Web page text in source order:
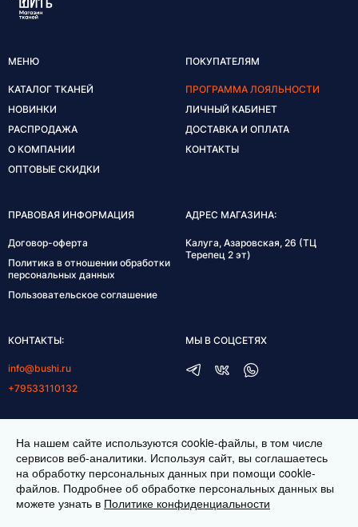
МЕНЮ
КАТАЛОГ ТКАНЕЙ
НОВИНКИ
РАСПРОДАЖА
О КОМПАНИИ
ОПТОВЫЕ СКИДКИ
ПОКУПАТЕЛЯМ
ПРОГРАММА ЛОЯЛЬНОСТИ
ЛИЧНЫЙ КАБИНЕТ
ДОСТАВКА И ОПЛАТА
КОНТАКТЫ
ПРАВОВАЯ ИНФОРМАЦИЯ
Договор-оферта
Политика в отношении обработки
персональных данных
Пользовательское соглашение
АДРЕС МАГАЗИНА:
Калуга, Азаровская, 26 (ТЦ
Терепец 2 эт)
КОНТАКТЫ:
info@bushi.ru
+79533110132
пн-пт 10:00-19:00
сб 11:00-17:00
МЫ В СОЦСЕТЯХ
На нашем сайте используются cookie-файлы, в том числе
сервисов веб-аналитики. Используя сайт, вы соглашаетесь
на обработку персональных данных при помощи cookie-
файлов. Подробнее об обработке персональных данных вы
можете узнать в Политике конфиденциальности